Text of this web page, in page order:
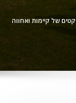
של קיימות ואחווה